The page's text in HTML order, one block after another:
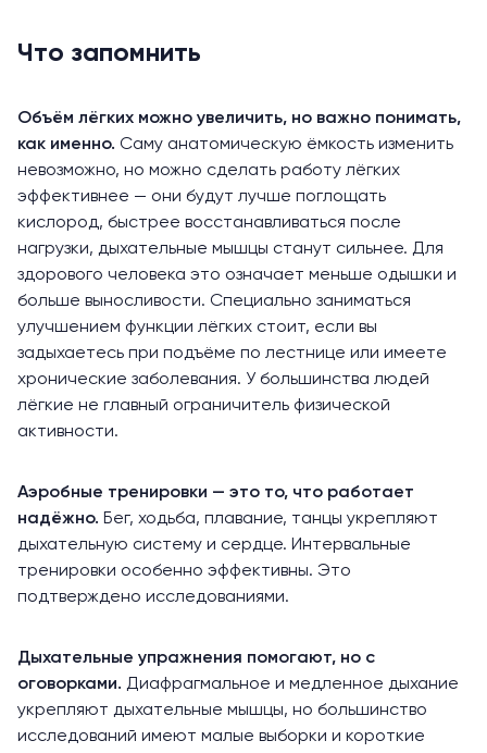
Что запомнить
Объём лёгких можно увеличить, но важно понимать,
как именно. Саму анатомическую ёмкость изменить
невозможно, но можно сделать работу лёгких
эффективнее — они будут лучше поглощать
кислород, быстрее восстанавливаться после
нагрузки, дыхательные мышцы станут сильнее. Для
здорового человека это означает меньше одышки и
больше выносливости. Специально заниматься
улучшением функции лёгких стоит, если вы
задыхаетесь при подъёме по лестнице или имеете
хронические заболевания. У большинства людей
лёгкие не главный ограничитель физической
активности.
Аэробные тренировки — это то, что работает
надёжно. Бег, ходьба, плавание, танцы укрепляют
дыхательную систему и сердце. Интервальные
тренировки особенно эффективны. Это
подтверждено исследованиями.
Дыхательные упражнения помогают, но с
оговорками. Диафрагмальное и медленное дыхание
укрепляют дыхательные мышцы, но большинство
исследований имеют малые выборки и короткие